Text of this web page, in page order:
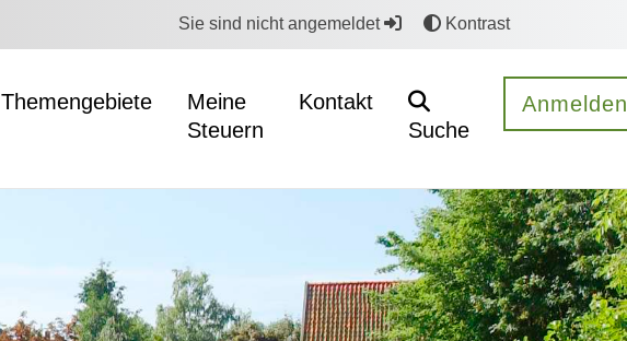
Sie sind nicht angemeldet Kontrast
Themengebiete
Meine
Steuern
Kontakt
Suche
Anmelden